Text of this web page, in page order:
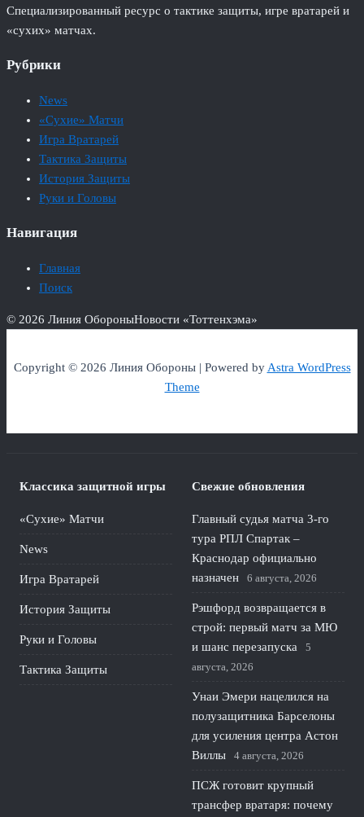
Специализированный ресурс о тактике защиты, игре вратарей и
«сухих» матчах.
Рубрики
News
«Сухие» Матчи
Игра Вратарей
Тактика Защиты
История Защиты
Руки и Головы
Навигация
Главная
Поиск
© 2026 Линия ОбороныНовости «Тоттенхэма»
Copyright © 2026 Линия Обороны | Powered byAstra WordPress
Theme
Классика защитной игры
«Сухие» Матчи
News
Игра Вратарей
История Защиты
Руки и Головы
Тактика Защиты
Свежие обновления
Главный судья матча 3-го
тура РПЛ Спартак –
Краснодар официально
назначен
6 августа, 2026
Рэшфорд возвращается в
строй: первый матч за МЮ
и шанс перезапуска
5
августа, 2026
Унаи Эмери нацелился на
полузащитника Барселоны
для усиления центра Астон
Виллы
4 августа, 2026
ПСЖ готовит крупный
трансфер вратаря: почему